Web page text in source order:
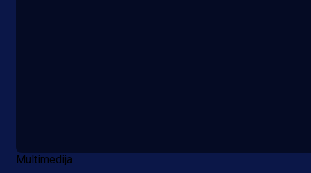
Multimedija